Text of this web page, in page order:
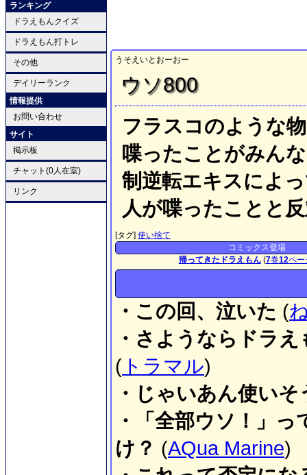
ランキング
ドラえもんクイズ
ドラえもん打トレ
その他
デイリーランク
情報提供
お問い合わせ
サイト
掲示板
チャット(0人在室)
リンク
うそえいとおーおー
ウソ800
フラスコのような
喋ったことがみん
制逆転エキスによ
人が喋ったことと
[タグ] 使い捨て
コミックス登場
帰ってきたドラえもん(7巻12ペー
・この回、泣いた (
・さようならドラ
( トラマル)
・じゃいあん使いそ
・「全部ウソ！」
け？ (AQua Marine)